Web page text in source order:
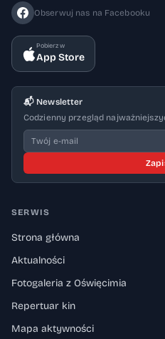
Obserwuj nas na Facebooku
Pobierz w
App Store
📬 Newsletter
Codzienny przegląd
SERWIS
Strona główna
Aktualności
Fotogaleria z Oświęcimia
Repertuar kin
Mapa aktywności